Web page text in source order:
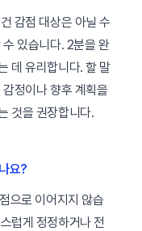
감점 대상은 아닐 수
있습니다. 2분을 완
데 유리합니다. 할 말
정이나 향후 계획을
것을 권장합니다.
요?
으로 이어지지 않습
럽게 정정하거나 전